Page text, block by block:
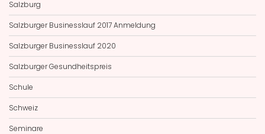
Salzburg
Salzburger Businesslauf 2017 Anmeldung
Salzburger Businesslauf 2020
Salzburger Gesundheitspreis
Schule
Schweiz
Seminare